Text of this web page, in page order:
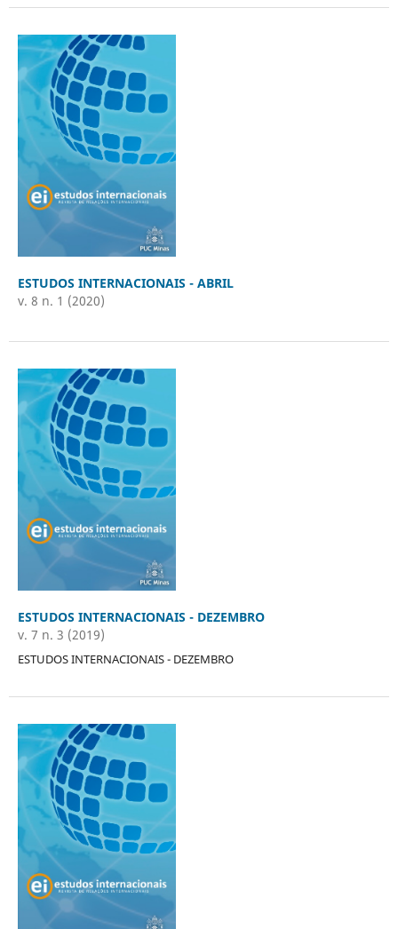
ESTUDOS INTERNACIONAIS - ABRIL
v. 8 n. 1 (2020)
ESTUDOS INTERNACIONAIS - DEZEMBRO
v. 7 n. 3 (2019)
ESTUDOS INTERNACIONAIS - DEZEMBRO